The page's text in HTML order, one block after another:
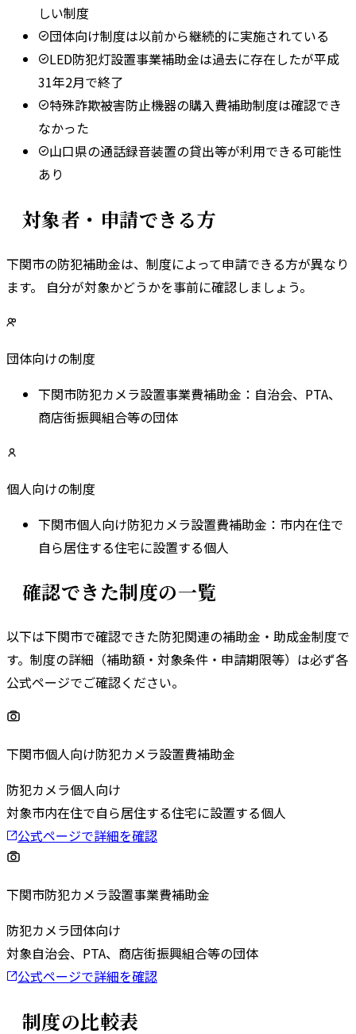
しい制度
団体向け制度は以前から継続的に実施されている
LED防犯灯設置事業補助金は過去に存在したが平成
31年2月で終了
特殊詐欺被害防止機器の購入費補助制度は確認でき
なかった
山口県の通話録音装置の貸出等が利用できる可能性
あり
対象者・申請できる方
下関市の防犯補助金は、制度によって申請できる方が異なり
ます。 自分が対象かどうかを事前に確認しましょう。
団体向けの制度
下関市防犯カメラ設置事業費補助金 ： 自治会、PTA、
商店街振興組合等の団体
個人向けの制度
下関市個人向け防犯カメラ設置費補助金 ： 市内在住で
自ら居住する住宅に設置する個人
確認できた制度の一覧
以下は下関市で確認できた防犯関連の補助金・助成金制度で
す。 制度の詳細（補助額・対象条件・申請期限等）は必ず各
公式ページでご確認ください。
下関市個人向け防犯カメラ設置費補助金
防犯カメラ個人向け
対象市内在住で自ら居住する住宅に設置する個人
公式ページで詳細を確認
下関市防犯カメラ設置事業費補助金
防犯カメラ団体向け
対象自治会、PTA、商店街振興組合等の団体
公式ページで詳細を確認
制度の比較表